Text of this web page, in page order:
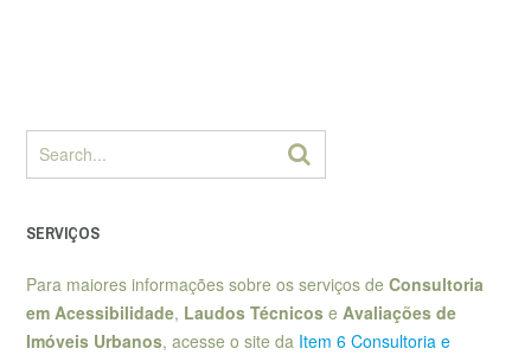
SERVIÇOS
Para maiores informações sobre os serviços de Consultoria
em Acessibilidade, Laudos Técnicos e Avaliações de
Imóveis Urbanos, acesse o site da Item 6 Consultoria e